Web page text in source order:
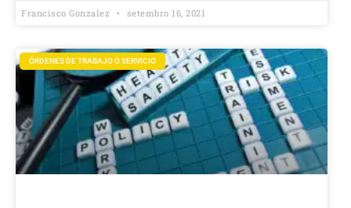
Francisco Gonzalez setembro 16, 2021
ÓRDENES DE TRABAJO O SERVICIO